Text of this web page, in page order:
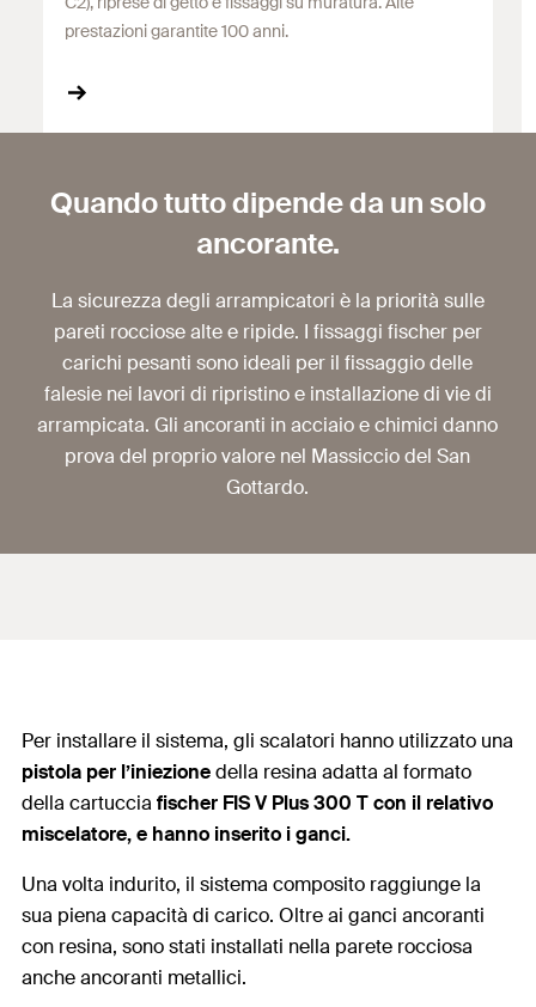
prestazioni garantite 100 anni.
Quando tutto dipende da un solo
ancorante.
La sicurezza degli arrampicatori è la priorità sulle
pareti rocciose alte e ripide. I fissaggi fischer per
carichi pesanti sono ideali per il fissaggio delle
falesie nei lavori di ripristino e installazione di vie di
arrampicata. Gli ancoranti in acciaio e chimici danno
prova del proprio valore nel Massiccio del San
Gottardo.
Per installare il sistema, gli scalatori hanno utilizzato una
pistola per l’iniezionedella resina adatta al formato
della cartuccia fischer FIS V Plus 300 T con il relativo
miscelatore, e hanno inserito i ganci.
Una volta indurito, il sistema composito raggiunge la
sua piena capacità di carico. Oltre ai ganci ancoranti
con resina, sonostati installati nella parete rocciosa
anche ancoranti metallici.